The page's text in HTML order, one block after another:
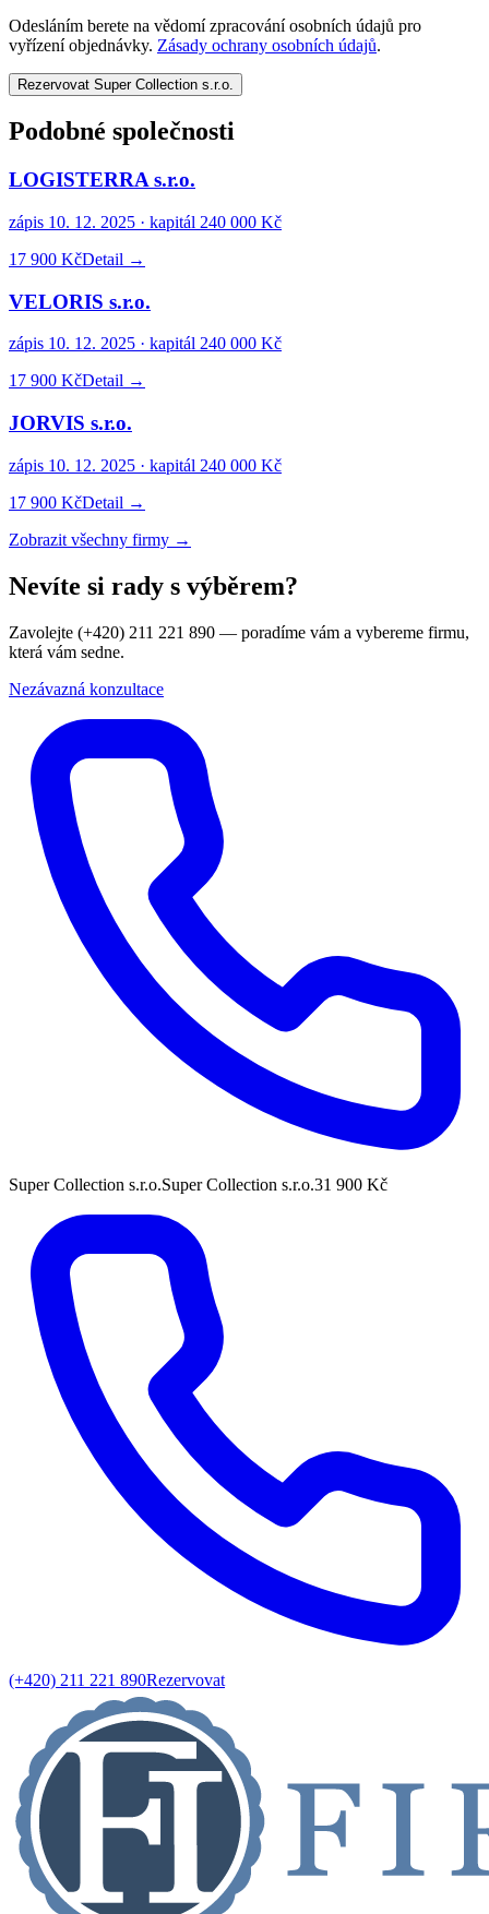
Odesláním berete na vědomí zpracování osobních údajů pro
vyřízení objednávky. Zásady ochrany osobních údajů.
Rezervovat Super Collection s.r.o.
Podobné společnosti
LOGISTERRA s.r.o.
zápis 10. 12. 2025 · kapitál 240 000 Kč
17 900 KčDetail →
VELORIS s.r.o.
zápis 10. 12. 2025 · kapitál 240 000 Kč
17 900 KčDetail →
JORVIS s.r.o.
zápis 10. 12. 2025 · kapitál 240 000 Kč
17 900 KčDetail →
Zobrazit všechny firmy →
Nevíte si rady s výběrem?
Zavolejte (+420) 211 221 890 — poradíme vám a vybereme firmu,
která vám sedne.
Nezávazná konzultace
Super Collection s.r.o.Super Collection s.r.o.31 900 Kč
(+420) 211 221 890Rezervovat